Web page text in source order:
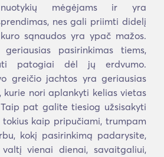
mėgėjams ir yra
nes gali priimti didelį
sąnaudos yra ypač mažos.
pasirinkimas tiems,
patogiai dėl jų erdvumo.
greičio jachtos yra geriausias
kurie nori aplankyti kelias vietas
pat galite tiesiog užsisakyti
kaip pripučiami, trumpam
kokį pasirinkimą padarysite,
vienai dienai, savaitgaliui,